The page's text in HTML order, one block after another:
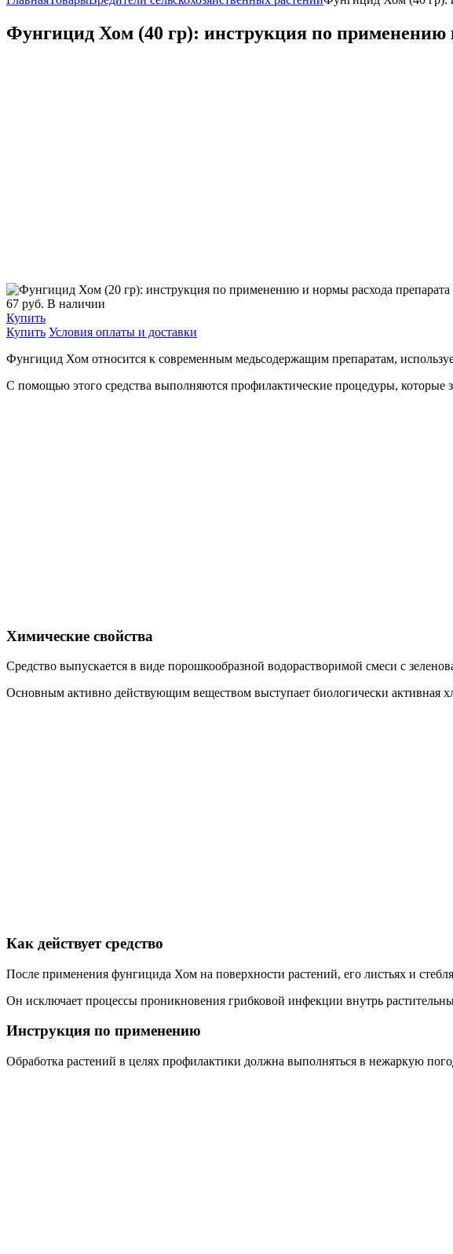
Фунгицид Хом (40 гр): инструкция по применению
67 руб. В наличии
Купить
Купить Условия оплаты и доставки
Фунгицид Хом относится к современным медьсодержащим препаратам,
С помощью этого средства выполняются профилактические процедуры,
Химические свойства
Средство выпускается в виде порошкообразной водорастворимой смеси с
Основным активно действующим веществом выступает биологически активная
Как действует средство
После применения фунгицида Хом на поверхности растений, его листьях и
Он исключает процессы проникновения грибковой инфекции внутрь
Инструкция по применению
Обработка растений в целях профилактики должна выполняться в нежаркую